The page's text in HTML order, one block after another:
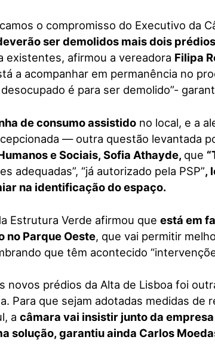
o compromisso do Executivo da
ser demolidos mais dois
existentes, afirmou a vereadora Filipa
a acompanhar em permanência no
é para ser demolido”-
de consumo assistido no local, e a
— outra questão levantada
e Sociais, Sofia Athayde, que
adequadas”, “já autorizado pela PSP”,
na identificação do espaço.
Estrutura Verde afirmou que está em
no Parque Oeste, que vai permitir
que têm acontecido
novos prédios da Alta de Lisboa foi
Para que sejam adotadas medidas de
a câmara vai insistir junto da
solução, garantiu ainda Carlos